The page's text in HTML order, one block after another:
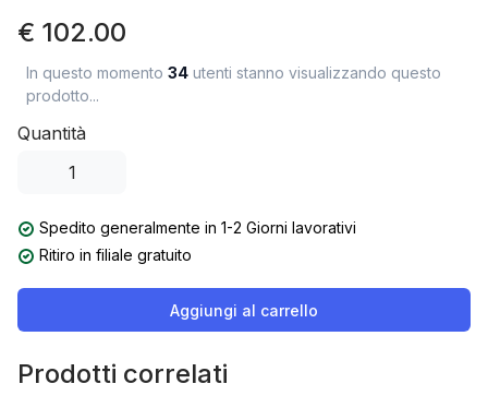
€ 102.00
In questo momento 34 utenti stanno visualizzando questo
prodotto...
Quantità
Spedito generalmente in 1-2 Giorni lavorativi
Ritiro in filiale gratuito
Aggiungi al carrello
Prodotti correlati